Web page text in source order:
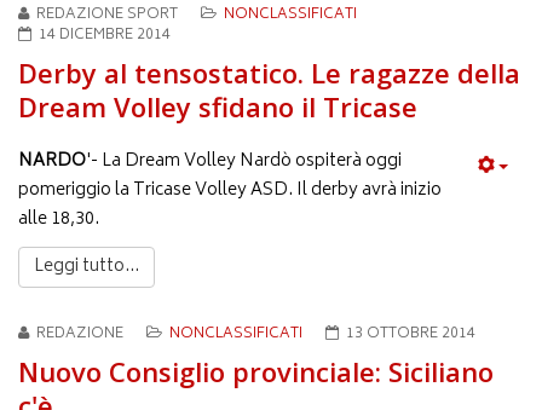
REDAZIONE SPORT
NONCLASSIFICATI
14 DICEMBRE 2014
Derby al tensostatico. Le ragazze della
Dream Volley sfidano il Tricase
NARDO'- La Dream Volley Nardò ospiterà oggi
pomeriggio la Tricase Volley ASD. Il derby avrà inizio
alle 18,30.
Leggi tutto...
REDAZIONE NONCLASSIFICATI 13 OTTOBRE 2014
Nuovo Consiglio provinciale: Siciliano